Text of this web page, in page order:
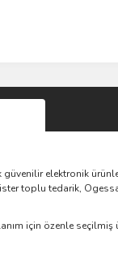
elektronik
toplu tedarik,
için özenle seçilmiş